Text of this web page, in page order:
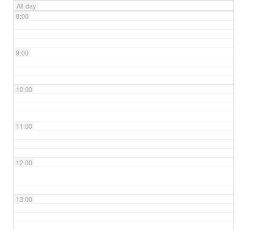
All-day
8:00
9:00
10:00
11:00
12:00
13:00